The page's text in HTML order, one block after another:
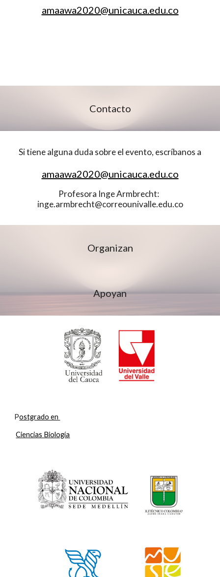
amaawa2020@unicauca.edu.co
Contacto
Si tiene alguna duda sobre el evento, escríbanos a
amaawa2020@unicauca.edu.co
Profesora Inge Armbrecht:
inge.armbrecht@correounivalle.edu.co
Organizan
Apoyan
Postgrado en
Ciencias Biología